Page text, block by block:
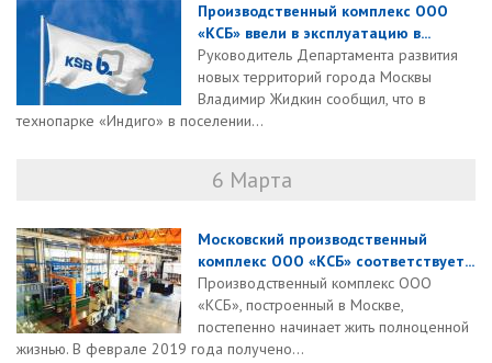
Производственный комплекс ООО
«КСБ» ввели в эксплуатацию в...
Руководитель Департамента развития
новых территорий города Москвы
Владимир Жидкин сообщил, что в
технопарке «Индиго» в поселении...
6 Марта
Московский производственный
комплекс ООО «КСБ» соответствует...
Производственный комплекс ООО
«КСБ», построенный в Москве,
постепенно начинает жить полноценной
жизнью. В феврале 2019 года получено...